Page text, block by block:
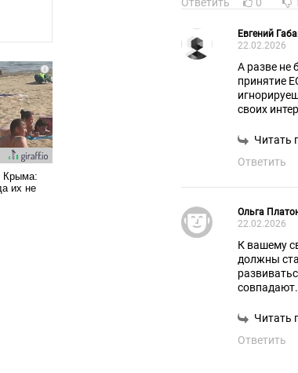
с
нефтяные компании
Ответить
0 1
Евгений
22.02.2026
А разве не
принятие
игнорируешь
своих
-
Читать
Ответить
Ольга
22.02.2026
К вашему
должны стать
Читать
Ответить